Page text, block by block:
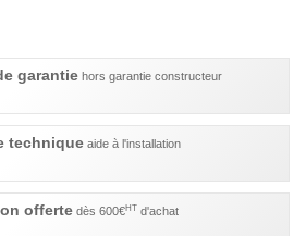
garantie hors garantie constructeur
technique aide à l'installation
offerte dès 600€HT d'achat